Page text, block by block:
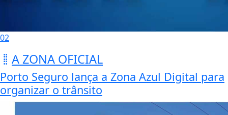
02
A ZONA OFICIAL
Porto Seguro lança a Zona Azul Digital para
organizar o trânsito